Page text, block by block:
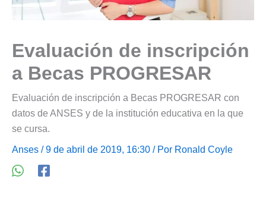
Evaluación de inscripción
a Becas PROGRESAR
Evaluación de inscripción a Becas PROGRESAR con
datos de ANSES y de la institución educativa en la que
se cursa.
Anses / 9 de abril de 2019, 16:30 / Por Ronald Coyle